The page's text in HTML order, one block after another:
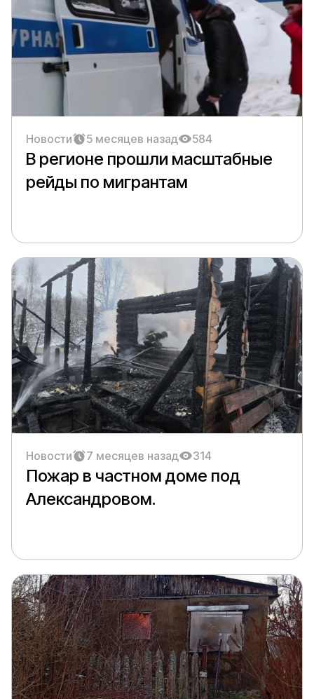
Новости 5 месяцев назад 584
В регионе прошли масштабные
рейды по мигрантам
Новости 7 месяцев назад 314
Пожар в частном доме под
Александровом.